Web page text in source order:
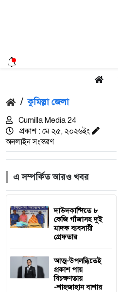
/ কুমিল্লা জেলা
Cumilla Media 24
প্রকাশ : মে ২৫, ২০২৬ইং
অনলাইন সংস্করণ
এ সম্পর্কিত আরও খবর
দাউদকান্দিতে ৮
কেজি গাঁজাসহ দুই
মাদক ব্যবসায়ী
গ্রেফতার
আত্ম-উপলব্ধিতেই
প্রকাশ পায়
বিচক্ষণতায়
-শাহজাহান বাশার